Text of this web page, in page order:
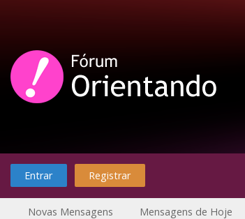
Entrar Registrar
Novas Mensagens Mensagens de Hoje